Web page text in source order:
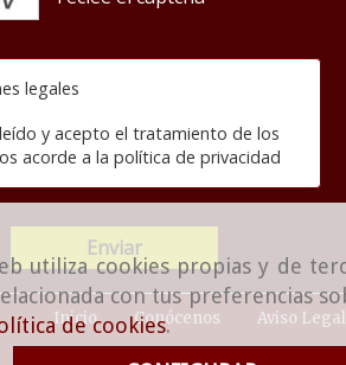
utiliza cookies propias y de
con tus preferencias
de cookies.
legales
y acepto el tratamiento de los
acorde a la política de privacidad
Enviar
Inicio Conócenos Aviso Legal